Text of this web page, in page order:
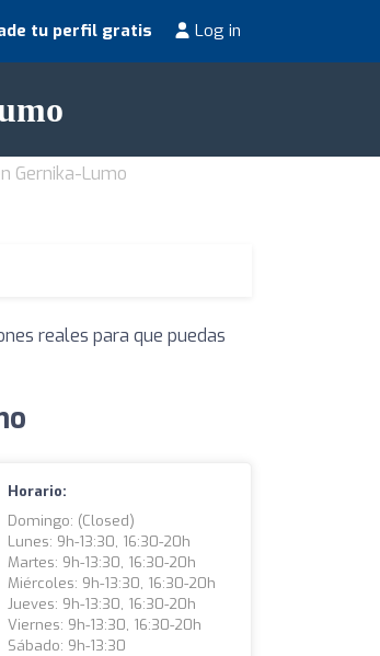
tu perfil gratis Log in
Gernika-Lumo
reales para que puedas
Horario:
Domingo: (closed)
Lunes: 9h-13:30, 16:30-20h
Martes: 9h-13:30, 16:30-20h
Miércoles: 9h-13:30, 16:30-20h
Jueves: 9h-13:30, 16:30-20h
Viernes: 9h-13:30, 16:30-20h
Sábado: 9h-13:30